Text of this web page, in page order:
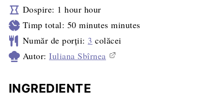
Dospire: 1 hour hour
Timp total: 50 minutes minutes
Număr de porții: 3 colăcei
Autor:Iuliana Sbîrnea
INGREDIENTE